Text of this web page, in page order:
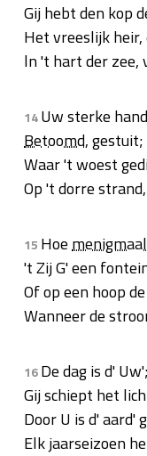
Gij hebt den kop
Het vreeslijk
ln 't hart der zee,
14Uw sterke
Betoomd,
Waar 't woest
Op 't dorre
15 Hoemenigmaal
't Zij G' een
Of op een hoop
Wanneer de
16De dag is d'
Gij schiept het
Door U is d' aard'
Elk jaarseizoen